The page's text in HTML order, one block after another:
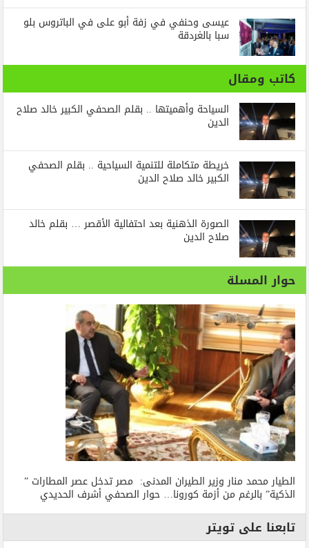
عيسى وحنفي في زفة أبو على في الباتروس بلو
سبا بالغردقة
كاتب ومقال
السياحة وأهميتها .. بقلم الصحفي الكبير خالد صلاح
الدين
خريطة متكاملة للتنمية السياحية .. بقلم الصحفي
الكبير خالد صلاح الدين
الصورة الذهنية بعد احتفالية الأقصر … بقلم خالد
صلاح الدين
حوار المسلة
الطيار محمد منار وزير الطيران المدنى: مصر تدخل عصر المطارات ”
الذكية” بالرغم من أزمة كورونا… حوار الصحفي أشرف الحديدي
تابعنا على تويتر